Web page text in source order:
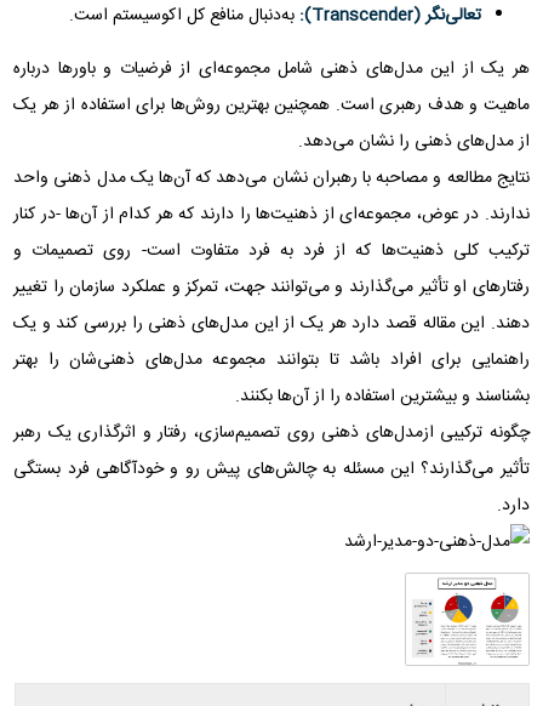
تعالی‌نگر (Transcender):
به‌‌دنبال منافع کل اکوسیستم است.
هر یک از این مدل‌های ذهنی شامل مجموعه‌ای از فرضیات و باورها درباره
ماهیت و هدف رهبری است. همچنین بهترین روش‌ها برای استفاده از هر یک
از مدل‌های ذهنی را نشان می‌دهد.
نتایج مطالعه و مصاحبه با رهبران نشان می‌دهد که آن‌ها یک مدل ذهنی واحد
ندارند. در عوض، مجموعه‌ای از ذهنیت‌ها را دارند که هر کدام از آن‌ها -در کنار
ترکیب کلی ذهنیت‌ها که از فرد به فرد متفاوت است- روی تصمیمات و
رفتارهای او تأثیر می‌گذارند و می‌توانند جهت، تمرکز و عملکرد سازمان را تغییر
دهند. این مقاله قصد دارد هر یک از این مدل‌های ذهنی را بررسی کند و یک
راهنمایی برای افراد باشد تا بتوانند مجموعه مدل‌های ذهنی‌شان را بهتر
بشناسند و بیشترین استفاده را از آن‌ها بکنند.
چگونه ترکیبی ازمدل‌های ذهنی روی تصمیم‌سازی، رفتار و اثرگذاری یک رهبر
تأثیر می‌گذارند؟ این مسئله به چالش‌های پیش رو و خودآگاهی فرد بستگی
دارد.